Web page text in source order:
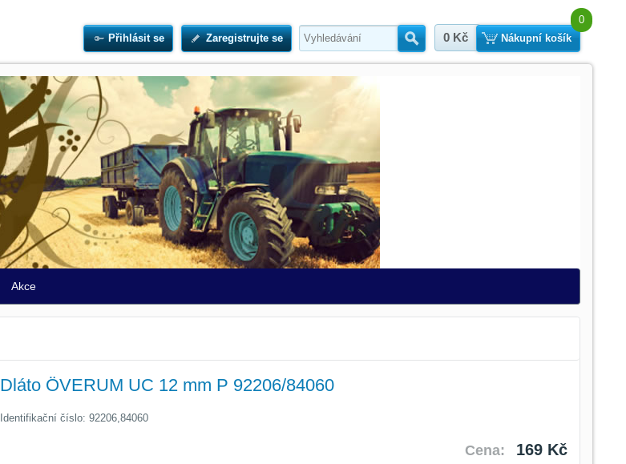
Přihlásit se Zaregistrujte se Hledat
0 Kč
0
Nákupní košík
Akce
Dláto ÖVERUM UC 12 mm P 92206/84060
Identifikační číslo: 92206,84060
Cena: 169 Kč